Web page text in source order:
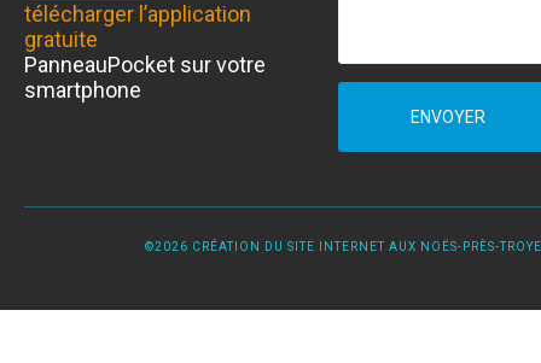
télécharger l’application
gratuite
PanneauPocket sur votre
smartphone
ENVOYER
©2026 CRÉATION DU SITE INTERNET AUX NOËS-PRÈS-